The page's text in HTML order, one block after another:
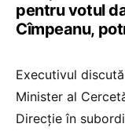
pentru votul
Cîmpeanu,
Executivul
Minister al
Direcție în